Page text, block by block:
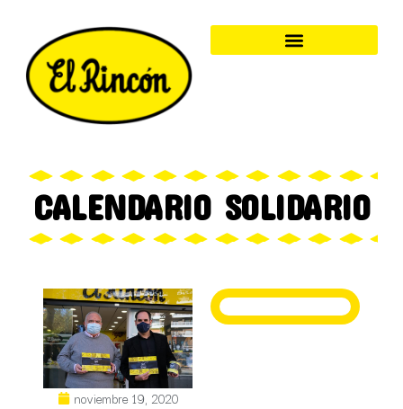
CALENDARIO SOLIDARIO
noviembre 19, 2020